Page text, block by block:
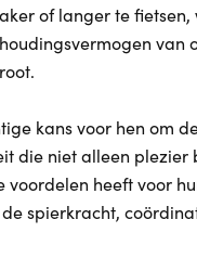
of langer te fietsen,
van
kans voor hen om
die niet alleen plezier
voordelen heeft voor
spierkracht,